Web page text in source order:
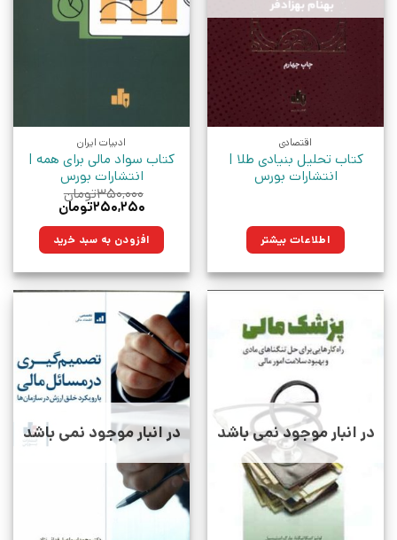
اقتصادی
کتاب تحلیل بنیادی طلا |
انتشارات بورس
اطلاعات بیشتر
ادبیات ایران
کتاب سواد مالی برای همه |
انتشارات بورس
۳۵۰,۰۰۰تومان
قیمت
۳۵۰,۰۰۰تومان
بود.
۲۵۰,۲۵۰تومان
۲۵۰,۲۵۰تومان.افزودن به سبد خرید
در انبار موجود نمی باشد در انبار موجود نمی باشد